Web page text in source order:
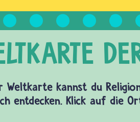
Weltkarte kannst du
entdecken. Klick auf die